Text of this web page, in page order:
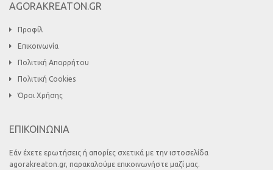
AGORAKREATON.GR
Προφίλ
Επικοινωνία
Πολιτική Απορρήτου
Πολιτική Cookies
Όροι Χρήσης
ΕΠΙΚΟΙΝΩΝΙΑ
Εάν έχετε ερωτήσεις ή απορίες σχετικά με την ιστοσελίδα
agorakreaton.gr, παρακαλούμε επικοινωνήστε μαζί μας.